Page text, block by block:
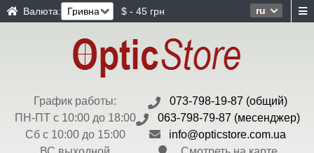
ru
Валюта: $ - 45 грн
График работы:
ПН-ПТ с 10:00 до 18:00
Сб с 10:00 до 15:00
073-798-19-87 (общий)
063-798-79-87 (месенджер)
info@opticstore.com.ua